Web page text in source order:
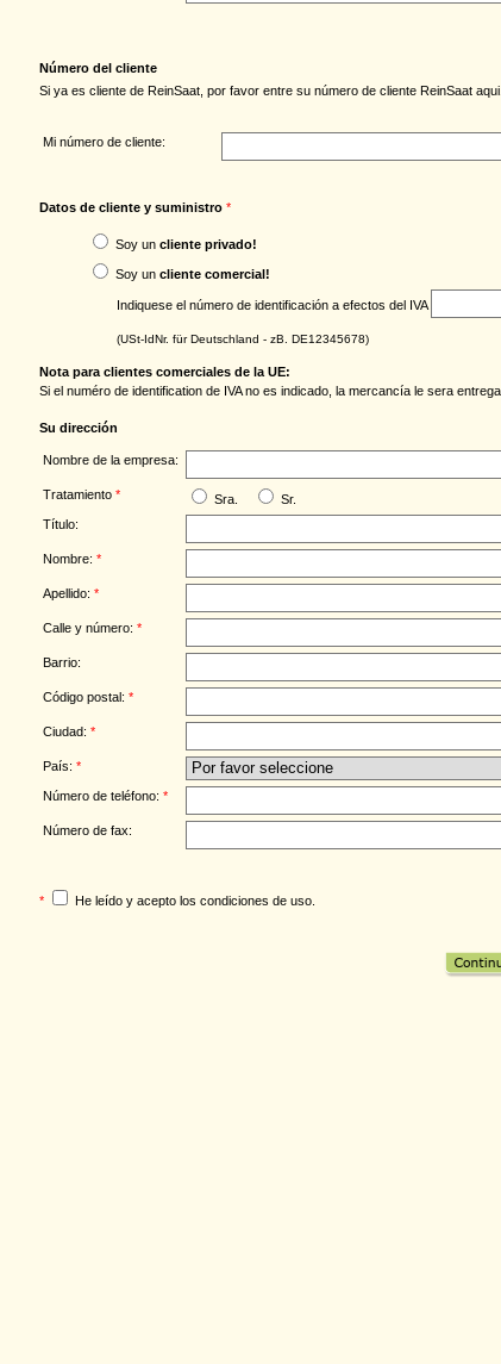
Número del cliente
Si ya es cliente de ReinSaat, por favor entre su número de cliente ReinSaat aqui.
Mi número de cliente:
Datos de cliente y suministro *
Soy un cliente privado!
Soy un cliente comercial!
Indiquese el número de identificación a efectos del IVA
(USt-IdNr. für Deutschland - zB. DE12345678)
Nota para clientes comerciales de la UE:
Si el numéro de identification de IVA no es indicado, la mercancía le sera
Su dirección
Nombre de la empresa:
Tratamiento * Sra.
Sr.
Título:
Nombre: *
Apellido: *
Calle y número: *
Barrio:
Código postal: *
Ciudad: *
País: *
Número de teléfono: *
Número de fax:
* He leído y acepto los condiciones de uso